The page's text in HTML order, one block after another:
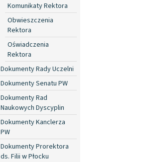
Komunikaty Rektora
Obwieszczenia
Rektora
Oświadczenia
Rektora
Dokumenty Rady Uczelni
Dokumenty Senatu PW
Dokumenty Rad
Naukowych Dyscyplin
Dokumenty Kanclerza
PW
Dokumenty Prorektora
ds. Filii w Płocku